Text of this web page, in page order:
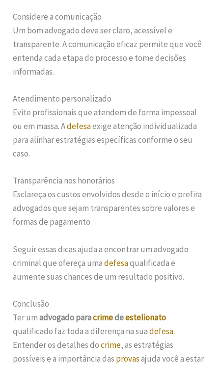
Considere a comunicação
Um bom advogado deve ser claro, acessível e
transparente. A comunicação eficaz permite que você
entenda cada etapa do processo e tome decisões
informadas.
Atendimento personalizado
Evite profissionais que atendem de forma impessoal
ou em massa. Adefesaexige atenção individualizada
para alinhar estratégias específicas conforme o seu
caso.
Transparência nos honorários
Esclareça os custos envolvidos desde o início e prefira
advogados que sejam transparentes sobre valores e
formas de pagamento.
Seguir essas dicas ajuda a encontrar um advogado
criminal que ofereça umadefesaqualificada e
aumente suas chances de um resultado positivo.
Conclusão
Ter umadvogado paracrimedeestelionato
qualificado faz toda a diferença na suadefesa.
Entender os detalhes docrime, as estratégias
possíveis e a importância das provasajuda você a estar